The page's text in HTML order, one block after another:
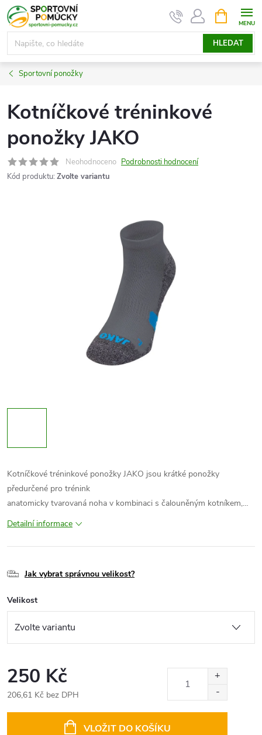
Přejít
na
obsah
HLEDAT
NÁKUPNÍ
KOŠÍK
Sportovní ponožky
Kotníčkové tréninkové
ponožky JAKO
Neohodnoceno Podrobnosti hodnocení
Kód produktu: Zvolte variantu
Kotníčkové tréninkové ponožky JAKO jsou krátké ponožky
předurčené pro trénink
anatomicky tvarovaná noha v kombinaci s čalouněným kotníkem,…
Detailní informace
Jak vybrat správnou velikost?
Velikost
250 Kč
206,61 Kč bez DPH
VLOŽIT DO KOŠÍKU